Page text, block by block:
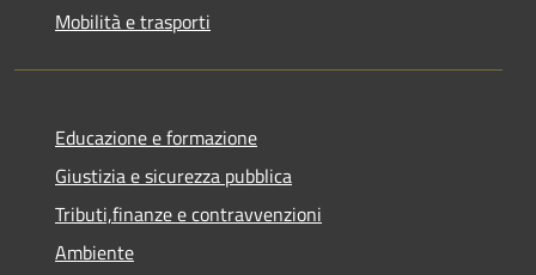
Mobilità e trasporti
Educazione e formazione
Giustizia e sicurezza pubblica
Tributi,finanze e contravvenzioni
Ambiente